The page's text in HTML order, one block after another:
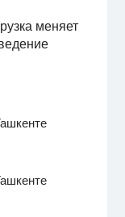
меняет